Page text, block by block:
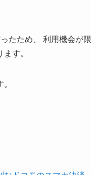
たため、 利用機会が
す。